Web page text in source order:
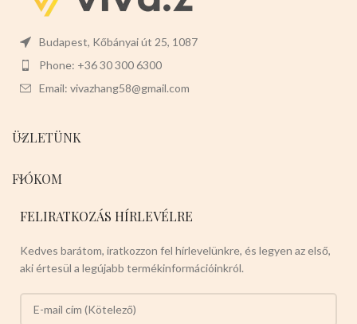
Budapest, Kőbányai út 25, 1087
Phone: +36 30 300 6300
Email: vivazhang58@gmail.com
ÜZLETÜNK
FIÓKOM
FELIRATKOZÁS HÍRLEVÉLRE
Kedves barátom, iratkozzon fel hírlevelünkre, és legyen az első,
aki értesül a legújabb termékinformációinkról.